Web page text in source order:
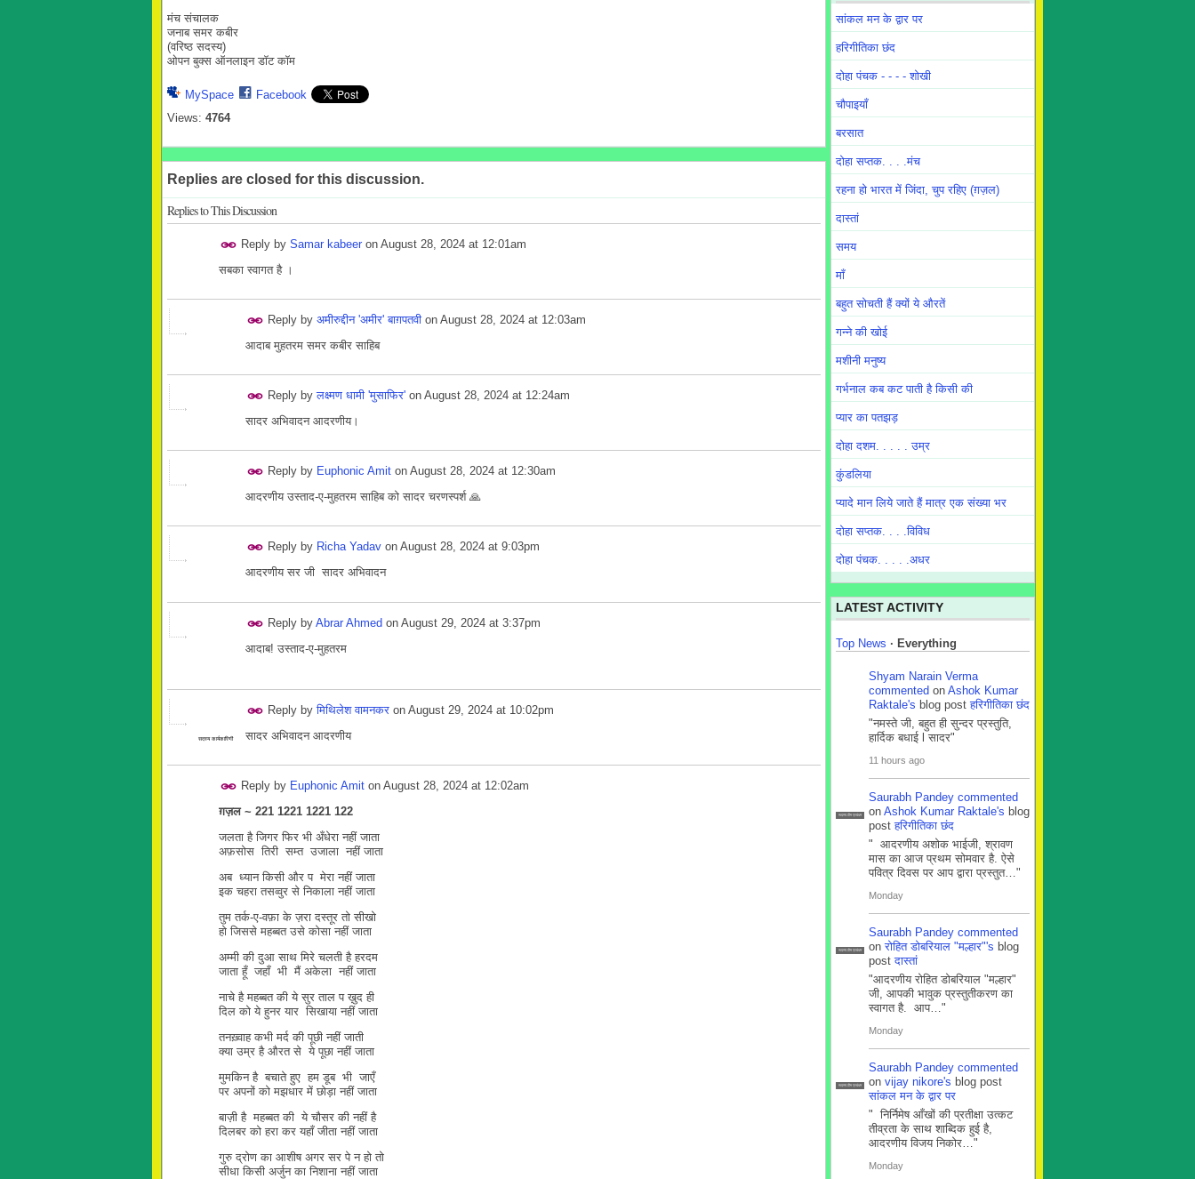
मंच संचालक
जनाब समर कबीर
(वरिष्ठ सदस्य)
ओपन बुक्स ऑनलाइन डॉट कॉम
MySpace
Facebook
Views: 4764
Replies are closed for this discussion.
Replies to This Discussion
Reply by Samar kabeer on August 28, 2024 at 12:01am
सबका स्वागत है ।
Reply by अमीरुद्दीन 'अमीर' बाग़पतवी on August 28, 2024 at 12:03am
आदाब मुहतरम समर कबीर साहिब
Reply byलक्ष्मण धामी 'मुसाफिर' on August 28, 2024 at 12:24am
सादर अभिवादन आदरणीय।
Reply by Euphonic Amit on August 28, 2024 at 12:30am
आदरणीय उस्ताद-ए-मुहतरम साहिब को सादर चरणस्पर्श 🙏
Reply by Richa Yadav on August 28, 2024 at 9:03pm
आदरणीय सर जी सादर अभिवादन
Reply by Abrar Ahmed on August 29, 2024 at 3:37pm
आदाब! उस्ताद-ए-मुहतरम
सदस्य कार्यकारिणी
Reply byमिथिलेश वामनकर on August 29, 2024 at 10:02pm
सादर अभिवादन आदरणीय
Reply by Euphonic Amit on August 28, 2024 at 12:02am
ग़ज़ल ~ 221 1221 1221 122
जलता है जिगर फिर भी अँधेरा नहीं जाता
अफ़सोस तिरी सम्त उजाला नहीं जाता
अब ध्यान किसी और प मेरा नहीं जाता
इक चहरा तसव्वुर से निकाला नहीं जाता
तुम तर्क-ए-वफ़ा के ज़रा दस्तूर तो सीखो
हो जिससे महब्बत उसे कोसा नहीं जाता
अम्मी की दुआ साथ मिरे चलती है हरदम
जाता हूँ जहाँ भी मैं अकेला नहीं जाता
नाचे है महब्बत की ये सुर ताल प ख़ुद ही
दिल को ये हुनर यार सिखाया नहीं जाता
तनख़्वाह कभी मर्द की पूछी नहीं जाती
क्या उम्र है औरत से ये पूछा नहीं जाता
मुमकिन है बचाते हुए हम डूब भी जाएँ
पर अपनों को मझधार में छोड़ा नहीं जाता
बाज़ी है महब्बत की ये चौसर की नहीं है
दिलबर को हरा कर यहाँ जीता नहीं जाता
गुरु द्रोण का आशीष अगर सर पे न हो तो
सीधा किसी अर्जुन का निशाना नहीं जाता
सांकल मन के द्वार पर
हरिगीतिका छंद
दोहा पंचक - - - - शोखी
चौपाइयाँ
बरसात
दोहा सप्तक. . . .मंच
रहना हो भारत में जिंदा, चुप रहिए (ग़ज़ल)
दास्तां
समय
माँ
बहुत सोचती हैं क्यों ये औरतें
गन्ने की खोई
मशीनी मनुष्य
गर्भनाल कब कट पाती है किसी की
प्यार का पतझड़
दोहा दशम. . . . . उम्र
कुंडलिया
प्यादे मान लिये जाते हैं मात्र एक संख्या भर
दोहा सप्तक. . . .विविध
दोहा पंचक. . . . .अधर
LATEST ACTIVITY
Top News · Everything
Shyam Narain Verma
commented on Ashok Kumar
Raktale's blog postहरिगीतिका छंद
"नमस्ते जी, बहुत ही सुन्दर प्रस्तुति,
हार्दिक बधाई l सादर"
11 hours ago
सदस्य टीम प्रबंधन
Saurabh Pandey commented
on Ashok Kumar Raktale's blog
postहरिगीतिका छंद
" आदरणीय अशोक भाईजी, श्रावण
मास का आज प्रथम सोमवार है. ऐसे
पवित्र दिवस पर आप द्वारा प्रस्तुत…"
Monday
सदस्य टीम प्रबंधन
Saurabh Pandey commented
onरोहित डोबरियाल "मल्हार"'s blog
postदास्तां
"आदरणीय रोहित डोबरियाल "मल्हार"
जी, आपकी भावुक प्रस्तुतीकरण का
स्वागत है. आप…"
Monday
सदस्य टीम प्रबंधन
Saurabh Pandey commented
on vijay nikore's blog post
सांकल मन के द्वार पर
" निर्निमेष आँखों की प्रतीक्षा उत्कट
तीव्रता के साथ शाब्दिक हुई है,
आदरणीय विजय निकोर…"
Monday